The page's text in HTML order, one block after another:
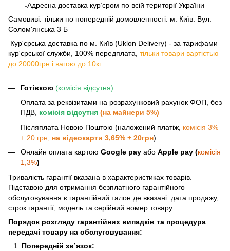
-Адресна доставка кур’єром по всій території України
Самовиві: тільки по попередній домовленності. м. Київ. Вул.
Солом'янська 3 Б
​​​​​​ Кур'єрська доставка по м. Київ (Uklon Delivery) - за тарифами
кур'єрської служби, 100% передплата, тільки товари вартістью
до 20000грн і вагою до 10кг.
Готівкою (комісія відсутня)
Оплата за реквізитами на розрахунковий рахунок ФОП, без
ПДВ, комісія відсутня (на майнери 5%)
Післяплата Новою Поштою (наложений платіж, комісія 3%
+ 20 грн, на відеокарти 3,65% + 20грн)
Онлайн оплата картою Google pay або Apple pay (комісія
1,3%)
Тривалість гарантії вказана в характеристиках товарів.
Підставою для отримання безплатного гарантійного
обслуговування є гарантійний талон де вказані: дата продажу,
строк гарантії, модель та серійний номер товару.
Порядок розгляду гарантійних випадків та процедура
передачі товару на обслуговування:
Попередній зв’язок: